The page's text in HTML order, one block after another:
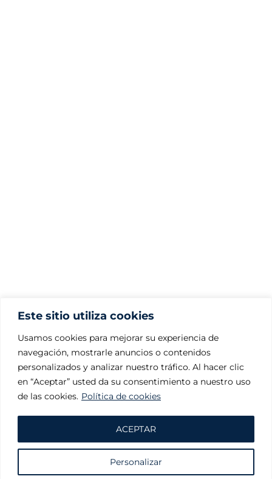
Este sitio utiliza cookies
Usamos cookies para mejorar su experiencia de
navegación, mostrarle anuncios o contenidos
personalizados y analizar nuestro tráfico. Al hacer clic
en “Aceptar” usted da su consentimiento a nuestro uso
de las cookies. Política de cookies
Personalizar
ACEPTAR